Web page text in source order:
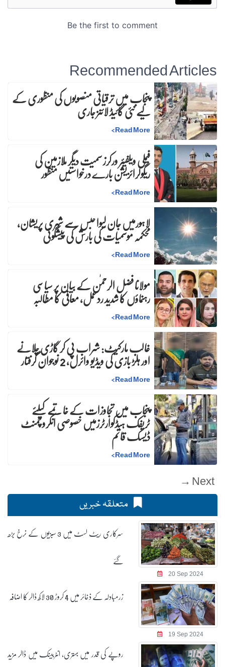
Recommended Articles
پنجاب میں ترقیاتی منصوبوں کی منظوری کے
لیے نئی گائیڈ لائنز جاری
Read More
>
فیملی ویلفیئر ورکرز سمیت دیگر ملازمین کی
ریگولرائزیشن بارے درخواستیں منظور
Read More
>
لاہورمیں جان لیوا حبس سے شہری پریشان،
محکمہ موسمیات کی بارش کی پیشگوئی
Read More
>
مولانا فضل الرحمٰن کے بیان پر سیاسی
رہنماؤں کا شدید ردعمل، معافی کا مطالبہ
Read More
>
غالب مارکیٹ: شراب پی کر گاڑی چلانے
اور ہلڑ بازی کی ویڈیو وائرل، 2 نوجوان گرفتار
Read More
>
پنجاب میں تجاوزات کے خاتمے کیلئے
ٹریفک ہیڈکوارٹرزمیں خصوصی انکروچمنٹ
ڈیسک قائم
Read More
>
Next →
متعلقہ خبریں
20 Sep 2024
سرکاری ریٹ لسٹ میں 3 سبزیوں کے نرخ بڑھ
گئے
19 Sep 2024
زرمبادلہ کے ذخائر میں 4 کروڑ 30 لاکھ ڈالر کا اضافہ
روپے کی قدر میں بہتری، انٹربینک میں ڈالر مزید